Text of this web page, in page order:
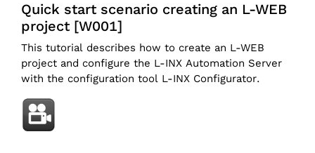
Quick start scenario creating an L-WEB
project [W001]
This tutorial describes how to create an L-WEB
project and configure the L-INX Automation Server
with the configuration tool L-INX Configurator.